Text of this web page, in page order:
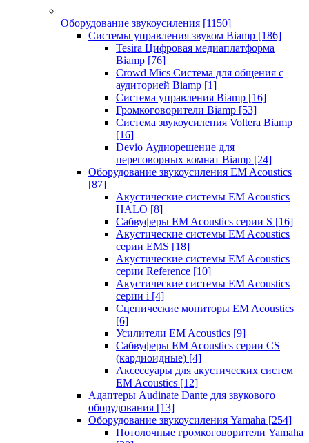
Оборудование звукоусиления [1150]
Системы управления звуком Biamp [186]
Tesira Цифровая медиаплатформа
Biamp [76]
Crowd Mics Система для общения с
аудиторией Biamp [1]
Система управления Biamp [16]
Громкоговорители Biamp [53]
Система звукоусиления Voltera Biamp
[16]
Devio Аудиорешение для
переговорных комнат Biamp [24]
Оборудование звукоусиления EM Acoustics
[87]
Акустические системы EM Acoustics
HALO [8]
Сабвуферы EM Acoustics серии S [16]
Акустические системы EM Acoustics
серии EMS [18]
Акустические системы EM Acoustics
серии Reference [10]
Акустические системы EM Acoustics
серии i [4]
Сценические мониторы EM Acoustics
[6]
Усилители EM Acoustics [9]
Сабвуферы EM Acoustics серии CS
(кардиоидные) [4]
Аксессуары для акустических систем
EM Acoustics [12]
Адаптеры Audinate Dante для звукового
оборудования [13]
Оборудование звукоусиления Yamaha [254]
Потолочные громкоговорители Yamaha